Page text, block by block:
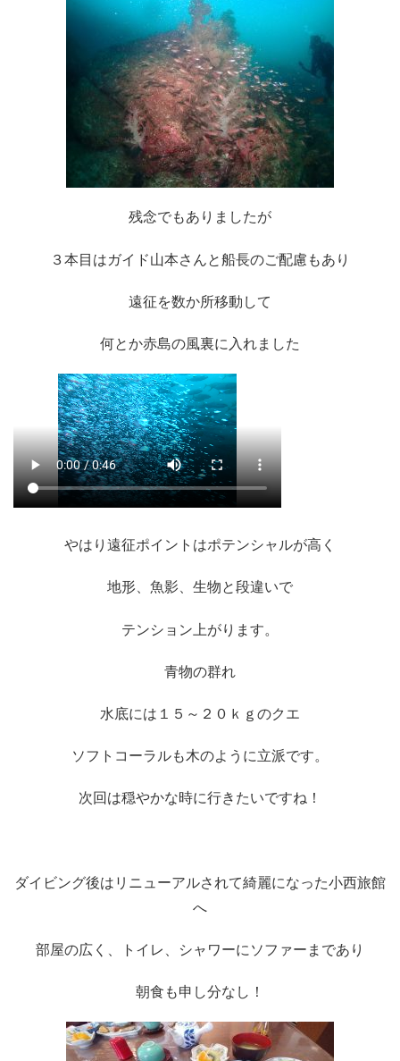
残念でもありましたが
３本目はガイド山本さんと船長のご配慮もあり
遠征を数か所移動して
何とか赤島の風裏に入れました
やはり遠征ポイントはポテンシャルが高く
地形、魚影、生物と段違いで
テンション上がります。
青物の群れ
水底には１５～２０ｋｇのクエ
ソフトコーラルも木のように立派です。
次回は穏やかな時に行きたいですね！
ダイビング後はリニューアルされて綺麗になった小西旅館
へ
部屋の広く、トイレ、シャワーにソファーまであり
朝食も申し分なし！